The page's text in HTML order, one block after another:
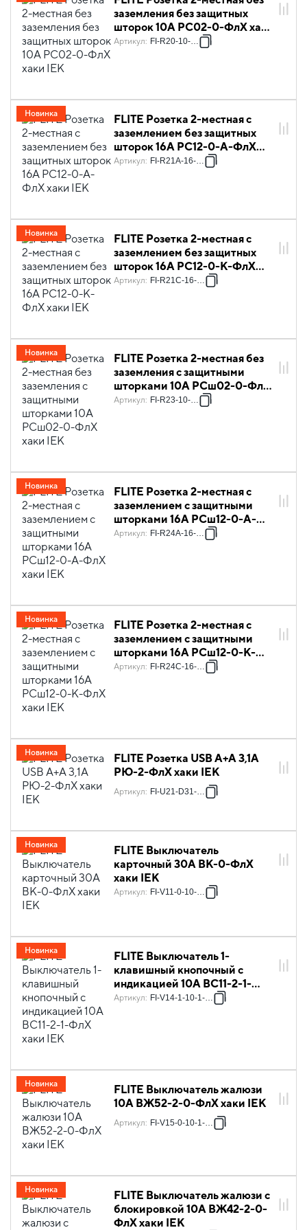
заземления без защитных
шторок 10А РС02-0-ФлХ хаки
IEK
Артикул: FI-R20-10-K59
FLITE Розетка 2-местная с
заземлением без защитных
шторок 16А РС12-0-А-ФлХ
хаки IEK
Артикул: FI-R21A-16-K59
Новинка
FLITE Розетка 2-местная с
заземлением без защитных
шторок 16А РС12-0-К-ФлХ
хаки IEK
Артикул: FI-R21C-16-K59
Новинка
FLITE Розетка 2-местная без
заземления с защитными
шторками 10А РСш02-0-ФлХ
хаки IEK
Артикул: FI-R23-10-K59
Новинка
FLITE Розетка 2-местная с
заземлением с защитными
шторками 16А РСш12-0-А-
ФлХ хаки IEK
Артикул: FI-R24A-16-K59
Новинка
FLITE Розетка 2-местная с
заземлением с защитными
шторками 16А РСш12-0-К-
ФлХ хаки IEK
Артикул: FI-R24C-16-K59
Новинка
FLITE Розетка USB A+A 3,1А
РЮ-2-ФлХ хаки IEK
Артикул: FI-U21-D31-K59
Новинка
FLITE Выключатель
карточный 30А ВК-0-ФлХ
хаки IEK
Артикул: FI-V11-0-10-K59
Новинка
FLITE Выключатель 1-
клавишный кнопочный с
индикацией 10А ВС11-2-1-
ФлХ хаки IEK
Артикул: FI-V14-1-10-1-K59
Новинка
FLITE Выключатель жалюзи
10А ВЖ52-2-0-ФлХ хаки IEK
Артикул: FI-V15-0-10-1-K59
Новинка
FLITE Выключатель жалюзи с
блокировкой 10А ВЖ42-2-0-
ФлХ хаки IEK
Новинка